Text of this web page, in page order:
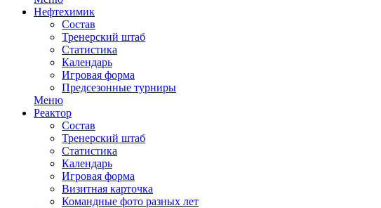
Нефтехимик
Состав
Тренерский штаб
Статистика
Календарь
Игровая форма
Предсезонные турниры
Меню
Реактор
Состав
Тренерский штаб
Статистика
Календарь
Игровая форма
Визитная карточка
Командные фото разных лет